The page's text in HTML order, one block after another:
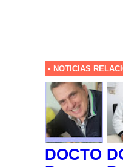
• NOTICIAS
DOCTO